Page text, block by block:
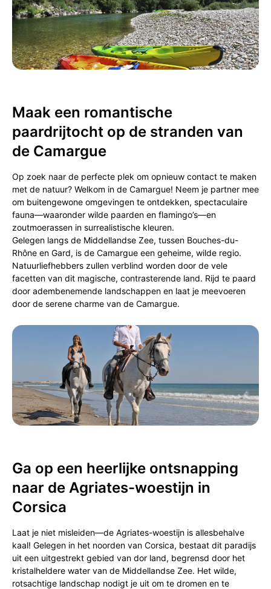
Maak een romantische
paardrijtocht op de stranden van
de Camargue
Op zoek naar de perfecte plek om opnieuw contact te maken
met de natuur? Welkom in de Camargue! Neem je partner mee
om buitengewone omgevingen te ontdekken, spectaculaire
fauna—waaronder wilde paarden en flamingo’s—en
zoutmoerassen in surrealistische kleuren.
Gelegen langs de Middellandse Zee, tussen Bouches-du-
Rhône en Gard, is de Camargue een geheime, wilde regio.
Natuurliefhebbers zullen verblind worden door de vele
facetten van dit magische, contrasterende land. Rijd te paard
door adembenemende landschappen en laat je meevoeren
door de serene charme van de Camargue.
Ga op een heerlijke ontsnapping
naar de Agriates-woestijn in
Corsica
Laat je niet misleiden—de Agriates-woestijn is allesbehalve
kaal! Gelegen in het noorden van Corsica, bestaat dit paradijs
uit een uitgestrekt gebied van dor land, begrensd door het
kristalheldere water van de Middellandse Zee. Het wilde,
rotsachtige landschap nodigt je uit om te dromen en te